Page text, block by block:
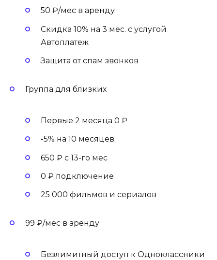
50 ₽/мес в аренду
Скидка 10% на 3 мес. с услугой
Автоплатеж
Защита от спам звонков
Группа для близких
Первые 2 месяца 0 ₽
-5% на 10 месяцев
650 ₽ с 13-го мес
0 ₽ подключение
25 000 фильмов и сериалов
99 ₽/мес в аренду
Безлимитный доступ к Одноклассники